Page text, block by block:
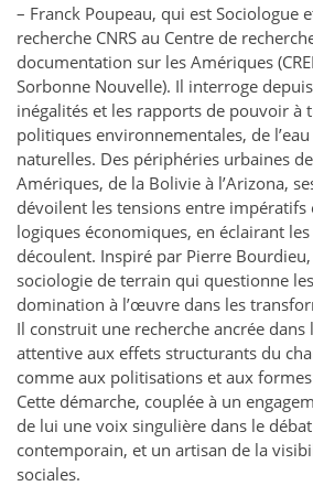
– Franck Poupeau, qui est Sociologue
recherche CNRS au Centre de
documentation sur les Amériques
Sorbonne Nouvelle). Il interroge
inégalités et les rapports de pouvoir à
politiques environnementales, de
naturelles. Des périphéries urbaines
Amériques, de la Bolivie à l’Arizona,
dévoilent les tensions entre impératifs
logiques économiques, en éclairant
découlent. Inspiré par Pierre
sociologie de terrain qui questionne
domination à l’œuvre dans les
Il construit une recherche ancrée
attentive aux effets structurants du
comme aux politisations et aux
Cette démarche, couplée à un
de lui une voix singulière dans le
contemporain, et un artisan de la
sociales.